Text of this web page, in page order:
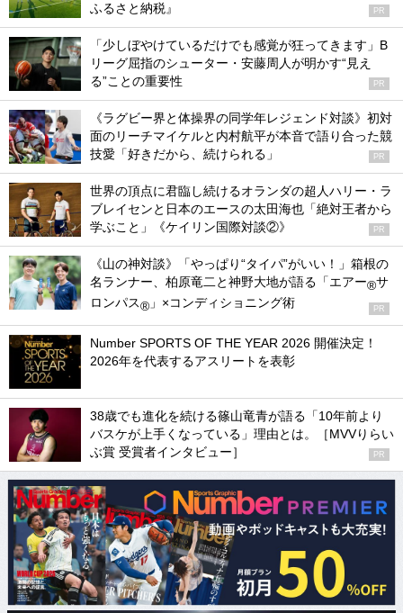
ふるさと納税』
PR
「少しぼやけているだけでも感覚が狂ってきます」B
リーグ屈指のシューター・安藤周人が明かす“見え
る”ことの重要性
PR
《ラグビー界と体操界の同学年レジェンド対談》初対
面のリーチマイケルと内村航平が本音で語り合った競
技愛「好きだから、続けられる」
PR
世界の頂点に君臨し続けるオランダの超人ハリー・ラ
ブレイセンと日本のエースの太田海也「絶対王者から
学ぶこと」《ケイリン国際対談②》
PR
《山の神対談》「やっぱり“タイパ”がいい！」箱根の
名ランナー、柏原竜二と神野大地が語る「エアー®サ
ロンパス® 」×コンディショニング術 PR
Number SPORTS OF THE YEAR 2026 開催決定！
2026年を代表するアスリートを表彰
38歳でも進化を続ける篠山竜青が語る「10年前より
バスケが上手くなっている」理由とは。［MVVりらい
ぶ賞 受賞者インタビュー］
PR